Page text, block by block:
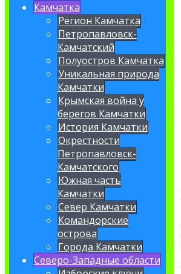
Камчатка
Регион Камчатка
Петропавловск-
Камчатский
Полуостров Камчатка
Уникальная природа
Камчатки
Крымская война у
берегов Камчатки
История Камчатки
Окрестности
Петропавловск-
Камчатского
Южная часть
Камчатки
Север Камчатки
Командорские
острова
Города Камчатки
Северо-Западные области